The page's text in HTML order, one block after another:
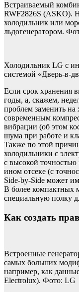
Встраиваемый
RWF2826S (ASKO).
холодильник или
льдогенератором.
Холодильник LG c
системой «Дверь-в-
Если срок хранения
годы, а, скажем,
проблем заменить на
современным
вибрации (об этом
шума при работе и
Также по этой
холодильники с
с высокой точностью
ином отсеке (с
Side-by-Side может
В более компактных
специальную полку
Как создать
Встроенные
самых больших
например, как
Electrolux). Фото: LG